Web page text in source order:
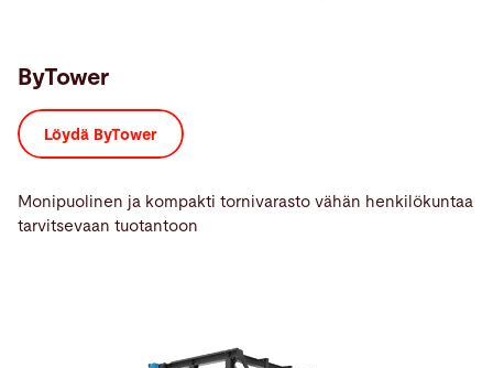
ByTower
Löydä ByTower
Monipuolinen ja kompakti tornivarasto vähän henkilökuntaa
tarvitsevaan tuotantoon